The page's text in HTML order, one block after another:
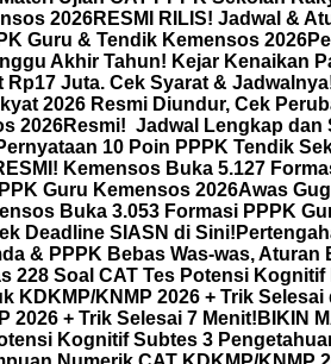
2026RESMI RILIS! Jadwal &
Guru & Tendik Kemensos 2026
Akhir Tahun! Kejar Kenaikan
Juta. Cek Syarat &
2026 Resmi Diundur, Cek
2026Resmi! Jadwal Lengkap dan
10 Poin PPPK Tendik
Kemensos Buka 5.127
Guru Kemensos 2026Awas
Buka 3.053 Formasi PPPK
Deadline SIASN di Sini!
& PPPK Bebas Was-was,
228 Soal CAT Tes Potensi
KNMP 2026 + Trik Selesai
2026 + Trik Selesai 7 Menit! BIKIN
Kognitif Subtes 3